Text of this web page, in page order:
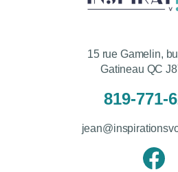
15 rue Gamelin,
Gatineau QC
819-771-